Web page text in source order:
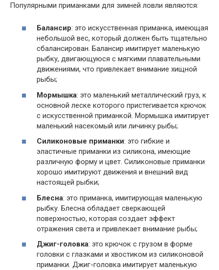
Популярными приманками для зимней ловли являются:
Балансир: это искусственная приманка, имеющая
небольшой вес, который должен быть тщательно
сбалансирован. Балансир имитирует маленькую
рыбку, двигающуюся с мягкими плавательными
движениями, что привлекает внимание хищной
рыбы;
Мормышка: это маленький металлический груз, к
основной леске которого пристегивается крючок
с искусственной приманкой. Мормышка имитирует
маленький насекомый или личинку рыбы;
Силиконовые приманки: это гибкие и
эластичные приманки из силикона, имеющие
различную форму и цвет. Силиконовые приманки
хорошо имитируют движения и внешний вид
настоящей рыбки;
Блесна: это приманка, имитирующая маленькую
рыбку. Блесна обладает сверкающей
поверхностью, которая создает эффект
отражения света и привлекает внимание рыбы;
Джиг-головка: это крючок с грузом в форме
головки с глазками и хвостиком из силиконовой
приманки. Джиг-головка имитирует маленькую